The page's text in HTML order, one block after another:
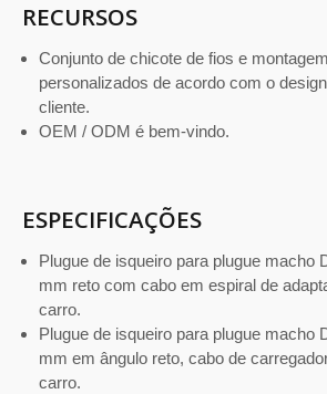
RECURSOS
Conjunto de chicote de fios e
personalizados de acordo com o
cliente.
OEM / ODM é bem-vindo.
ESPECIFICAÇÕES
Plugue de isqueiro para plugue macho
mm reto com cabo em espiral de
carro.
Plugue de isqueiro para plugue macho
mm em ângulo reto, cabo de
carro.